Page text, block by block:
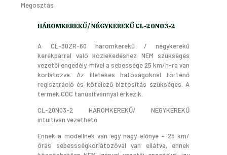
Megosztás
HÁROMKEREKŰ/ NÉGYKEREKŰ CL-20N03-2
A CL-30ZR-60 háromkerekű / négykerekű
kerékpárral való közlekedéshez NEM szükséges
vezetői engedély, mivel a sebessége 25 km/h-ra van
korlátozva. Az illetékes hatóságoknál történő
regisztráció és kötelező biztosítás szükséges. A
termék COC tanúsitvánnyal érkezik.
CL-20N03-2 HÁROMKEREKŰ/ NÉGYKEREKŰ
intuitívan vezethető
Ennek a modellnek van egy nagy előnye – 25 km/
órás sebessségkorlátozóval van ellátva, ennek